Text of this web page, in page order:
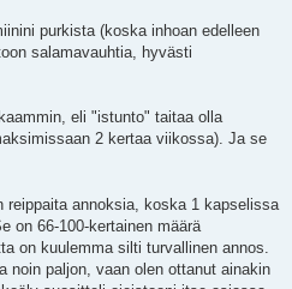
purkista (koska inhoan edelleen
salamavauhtia, hyvästi
eli "istunto" taitaa olla
2 kertaa viikossa). Ja se
reippaita annoksia, koska 1 kapselissa
on 66-100-kertainen määrä
on kuulemma silti turvallinen annos.
noin paljon, vaan olen ottanut ainakin